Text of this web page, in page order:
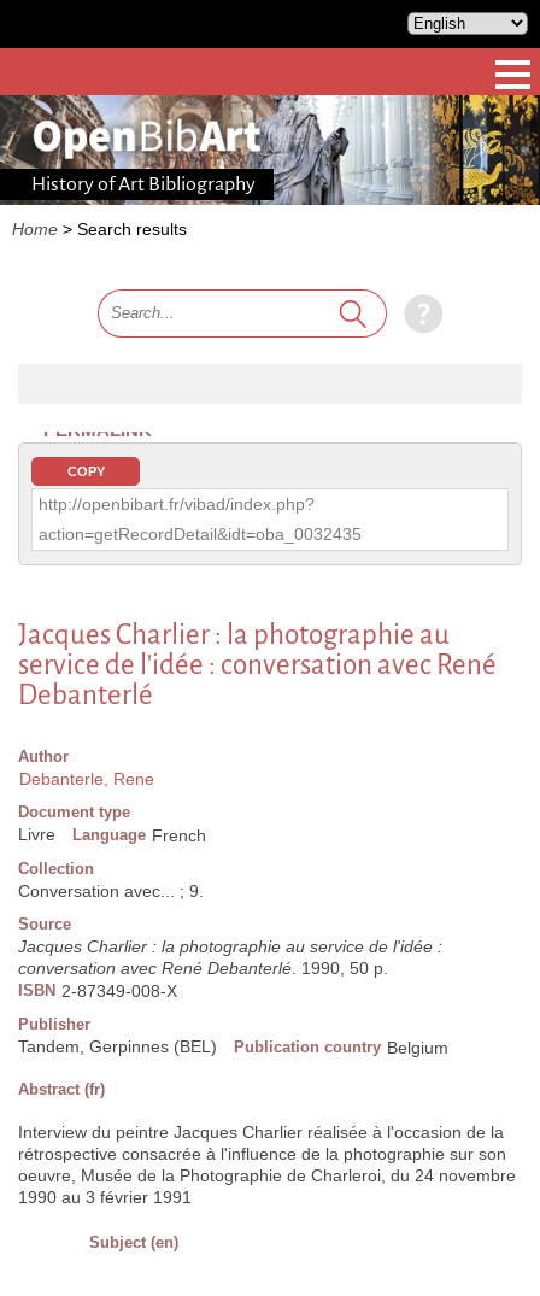
History of Art Bibliography
Home > Search results
PERMALINK
COPY
http://openbibart.fr/vibad/index.php?
action=getRecordDetail&idt=oba_0032435
Jacques Charlier : la photographie au
service de l'idée : conversation avec René
Debanterlé
Author
Debanterle, Rene
Document type
Livre Language French
Collection
Conversation avec... ; 9.
Source
Jacques Charlier : la photographie au service de l'idée :
conversation avec René Debanterlé. 1990, 50 p.
ISBN 2-87349-008-X
Publisher
Tandem, Gerpinnes (BEL) Publication country Belgium
Abstract (fr)
Interview du peintre Jacques Charlier réalisée à l'occasion de la
rétrospective consacrée à l'influence de la photographie sur son
oeuvre, Musée de la Photographie de Charleroi, du 24 novembre
1990 au 3 février 1991
Subject (en)